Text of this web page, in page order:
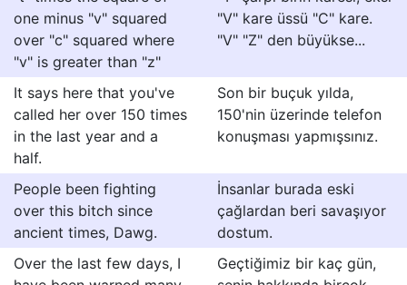
one minus "v" squared
over "c" squared where
"v" is greater than "z"
"V" kare üssü "C" kare.
"V" "Z" den büyükse...
It says here that you've
called her over 150 times
in the last year and a
half.
Son bir buçuk yılda,
150'nin üzerinde telefon
konuşması yapmışsınız.
People been fighting
over this bitch since
ancient times, Dawg.
İnsanlar burada eski
çağlardan beri savaşıyor
dostum.
Over the last few days, I
Geçtiğimiz bir kaç gün,